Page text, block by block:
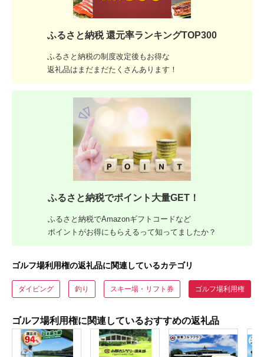
ふるさと納税 還元率ランキングTOP300
ふるさと納税の制度改定後もお得な
返礼品はまだまだたくさんあります！
ふるさと納税でポイント大量GET！
ふるさと納税でAmazonギフトコードなど
ポイントがお得にもらえるって知ってましたか？
ゴルフ場利用権の返礼品に関連しているカテゴリ
ダイビング 釣り スキー場・リフト券 ゴルフ場利用権
ゴルフ場利用権に関連しているおすすめの返礼品